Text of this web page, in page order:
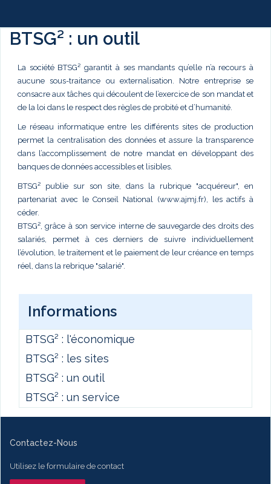
BTSG² : un outil
La société BTSG² garantit à ses mandants qu’elle n’a recours à
aucune sous-traitance ou externalisation. Notre entreprise se
consacre aux tâches qui découlent de l’exercice de son mandat et
de la loi dans le respect des règles de probité et d’humanité.
Le réseau informatique entre les différents sites de production
permet la centralisation des données et assure la transparence
dans l’accomplissement de notre mandat en développant des
banques de données accessibles et lisibles.
BTSG² publie sur son site, dans la rubrique "acquéreur", en
partenariat avec le Conseil National (www.ajmj.fr), les actifs à
céder.
BTSG², grâce à son service interne de sauvegarde des droits des
salariés, permet à ces derniers de suivre individuellement
l’évolution, le traitement et le paiement de leur créance en temps
réel, dans la rebrique "salarié".
Informations
BTSG² : l'économique
BTSG² : les sites
BTSG² : un outil
BTSG² : un service
Contactez-Nous
Utilisez le formulaire de contact